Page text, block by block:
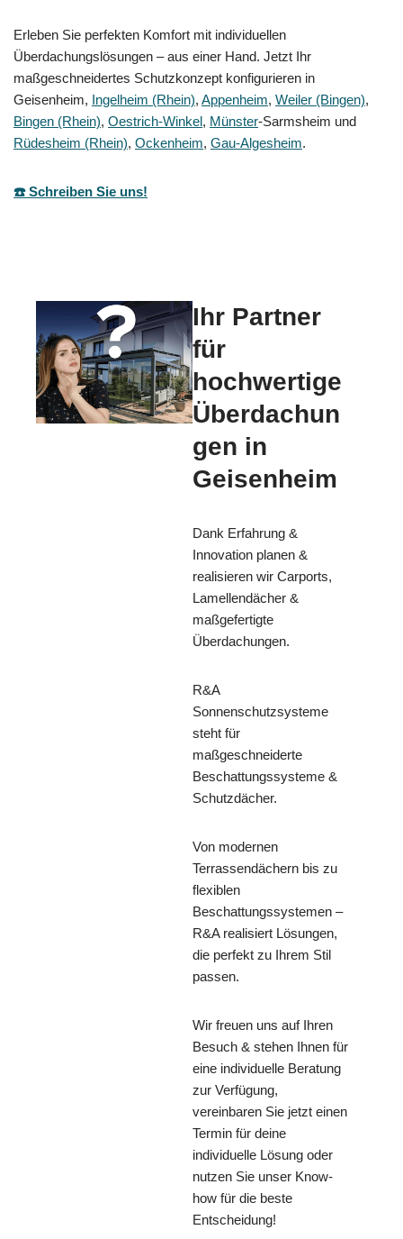
Erleben Sie perfekten Komfort mit individuellen
Überdachungslösungen – aus einer Hand. Jetzt Ihr
maßgeschneidertes Schutzkonzept konfigurieren in
Geisenheim, Ingelheim (Rhein), Appenheim, Weiler (Bingen),
Bingen (Rhein), Oestrich-Winkel, Münster-Sarmsheim und
Rüdesheim (Rhein), Ockenheim, Gau-Algesheim.
☎️ Schreiben Sie uns!
Ihr Partner
für
hochwertige
Überdachun
gen in
Geisenheim
Dank Erfahrung &
Innovation planen &
realisieren wir Carports,
Lamellendächer &
maßgefertigte
Überdachungen.
R&A
Sonnenschutzsysteme
steht für
maßgeschneiderte
Beschattungssysteme &
Schutzdächer.
Von modernen
Terrassendächern bis zu
flexiblen
Beschattungssystemen –
R&A realisiert Lösungen,
die perfekt zu Ihrem Stil
passen.
Wir freuen uns auf Ihren
Besuch & stehen Ihnen für
eine individuelle Beratung
zur Verfügung,
vereinbaren Sie jetzt einen
Termin für deine
individuelle Lösung oder
nutzen Sie unser Know-
how für die beste
Entscheidung!